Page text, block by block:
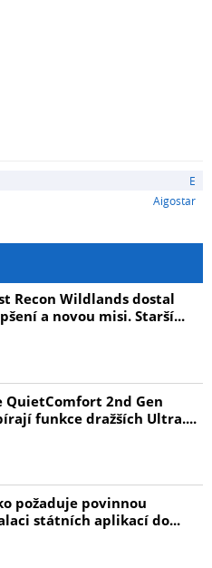
E
Aigostar
Recon Wildlands dostal
a novou misi. Starší...
QuietComfort 2nd Gen
funkce dražších Ultra....
požaduje povinnou
státních aplikací do...